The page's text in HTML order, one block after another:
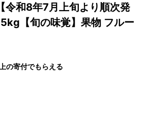
令和8年7月上旬より順次発
【旬の味覚】果物 フルー
の寄付でもらえる